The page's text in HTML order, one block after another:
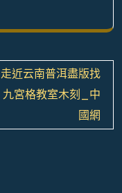
走近云南普洱盡版找
九宮格教室木刻_中
國網